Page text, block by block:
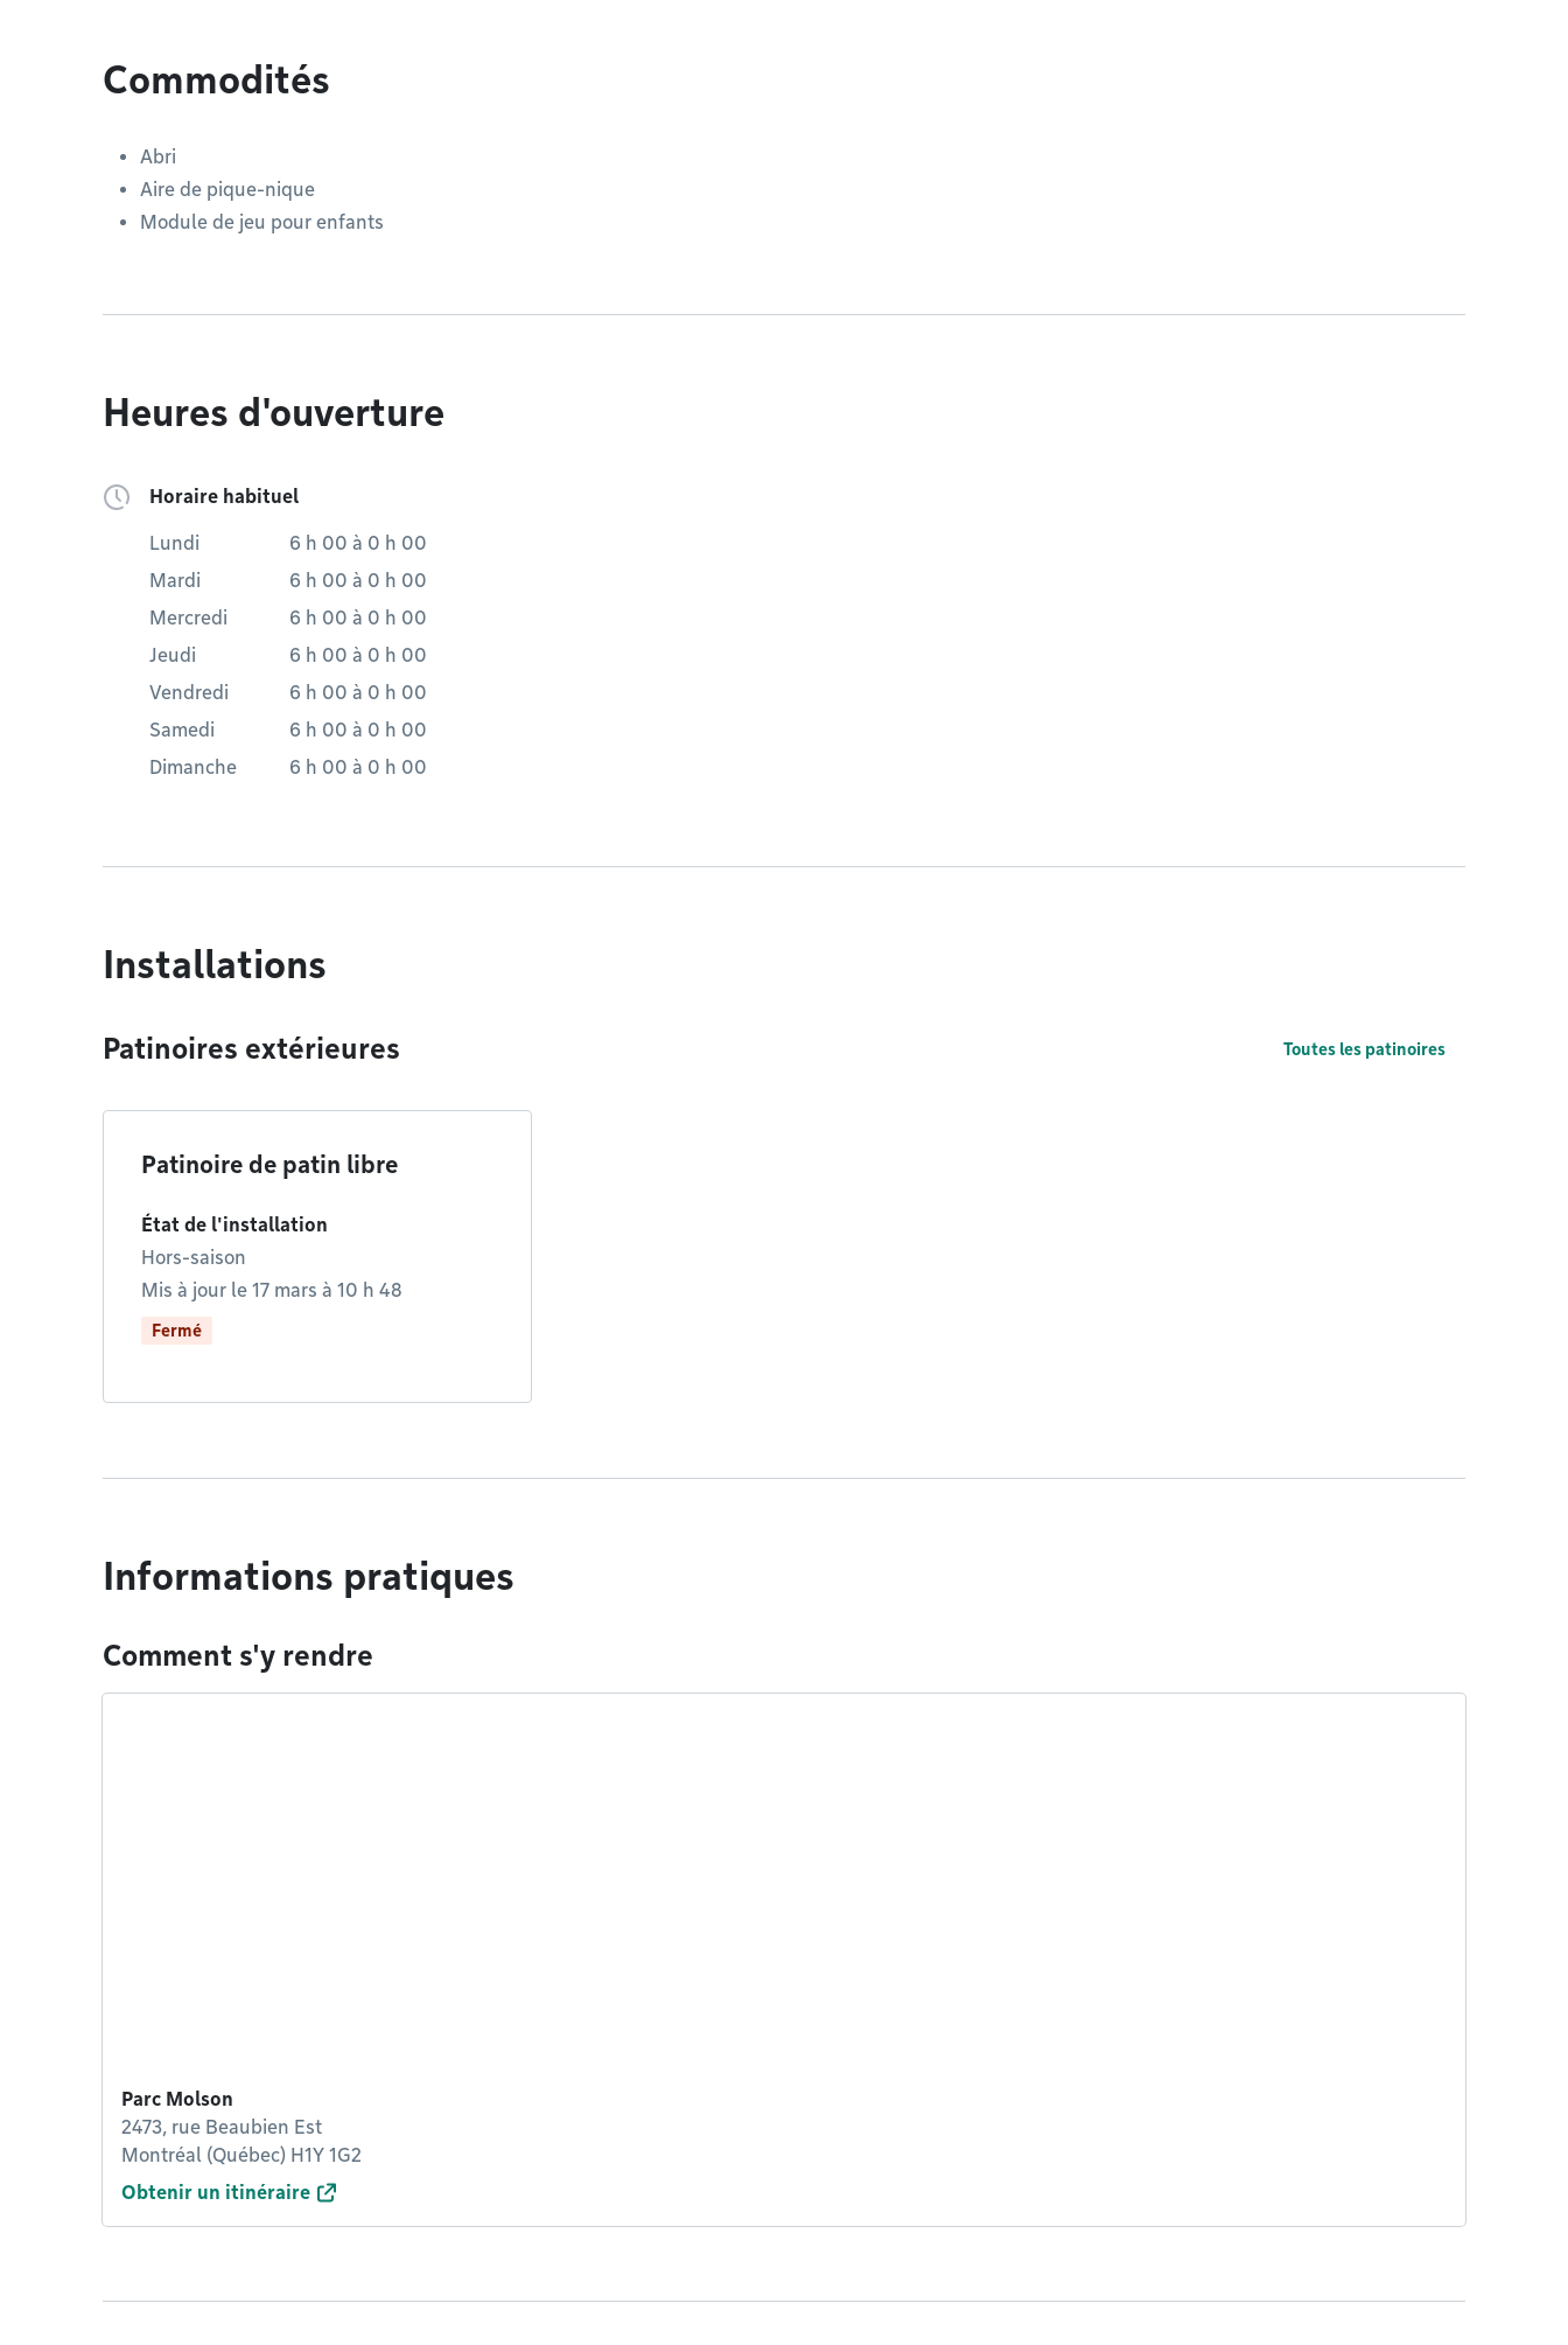
Commodités
Abri
Aire de pique-nique
Module de jeu pour enfants
Heures d'ouverture
Horaire habituel
Lundi 6 h 00 à 0 h 00
Mardi
6 h 00 à 0 h 00
Mercredi
6 h 00 à 0 h 00
Jeudi
6 h 00 à 0 h 00
Vendredi
6 h 00 à 0 h 00
Samedi
6 h 00 à 0 h 00
Dimanche
6 h 00 à 0 h 00
Installations
Patinoires extérieures Toutes les patinoires
Patinoire de patin libre
État de l'installation
Hors-saison
Mis à jour le 17 mars à 10 h 48
Fermé
Informations pratiques
Comment s'y rendre
Parc Molson
2473, rue Beaubien Est
Montréal (Québec) H1Y 1G2
Obtenir un itinéraire